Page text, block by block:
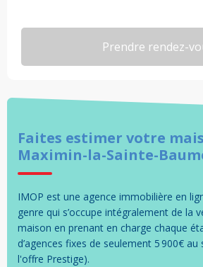
Faites estimer votre
Maximin-la-Sainte-
IMOP est une agence immobilière en
genre qui s’occupe intégralement de la
maison en prenant en charge chaque
d’agences fixes de seulement 5 900€
l'offre Prestige).